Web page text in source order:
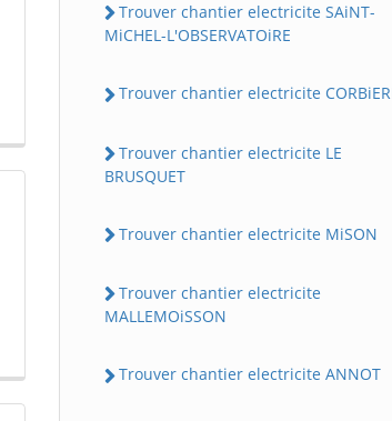
Trouver chantier electricite SAiNT-
MiCHEL-L'OBSERVATOiRE
Trouver chantier electricite
Trouver chantier electricite LE
BRUSQUET
Trouver chantier electricite MiSON
Trouver chantier electricite
MALLEMOiSSON
Trouver chantier electricite ANNOT